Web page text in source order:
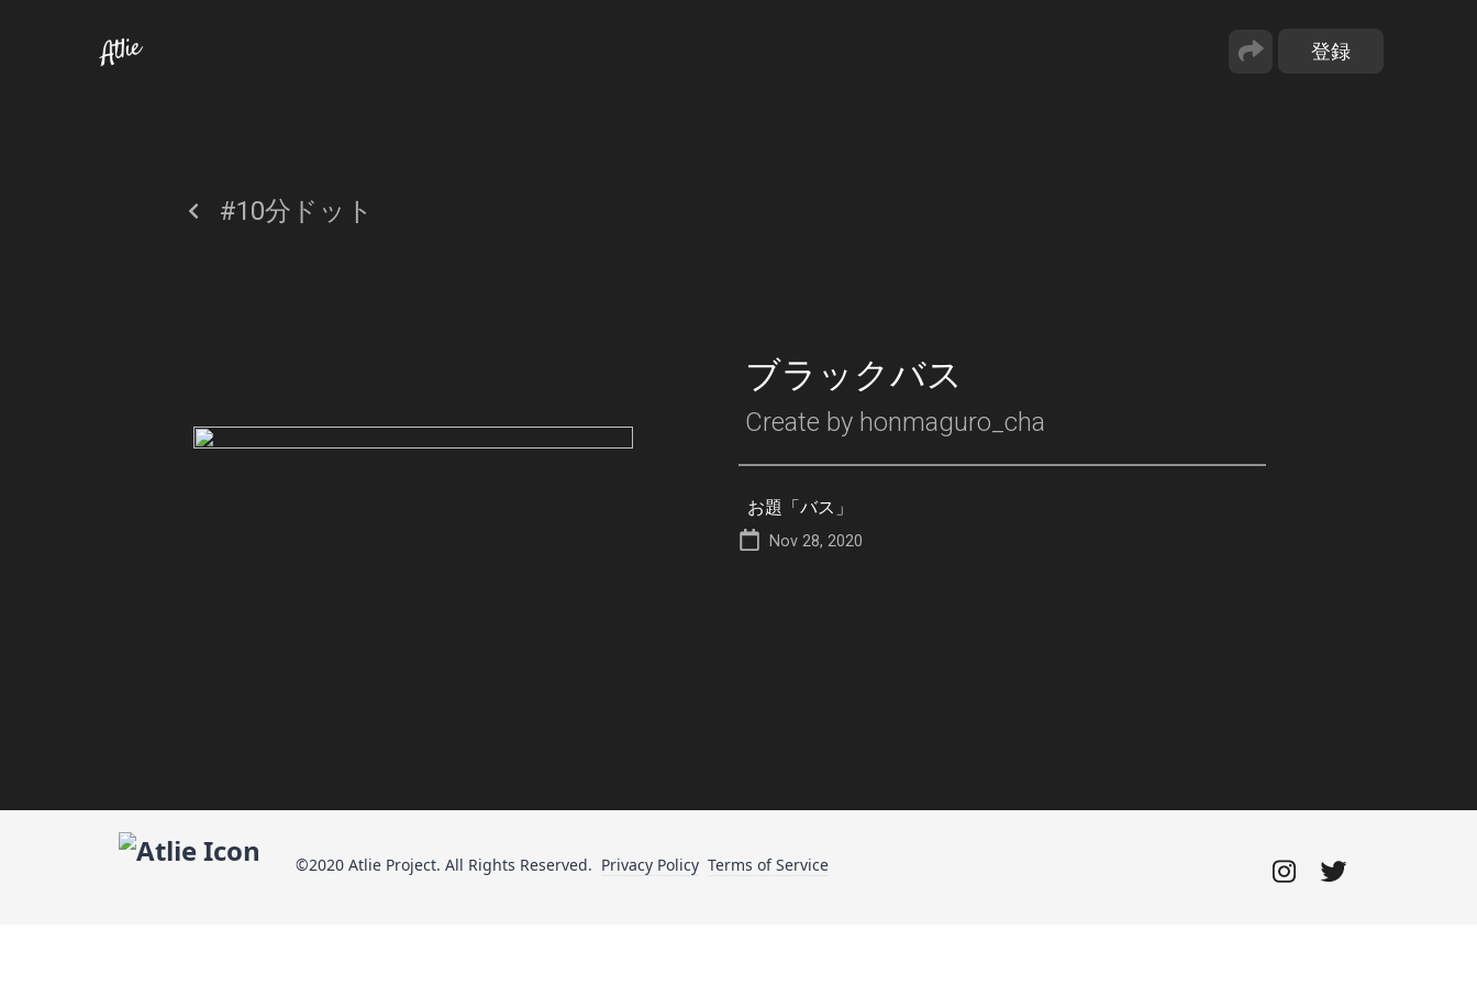
#10分ドット
ブラックバス
Create by honmaguro_cha
お題「バス」
Nov 28, 2020
©2020 Atlie Project. All Rights Reserved. Privacy Policy Terms of Service